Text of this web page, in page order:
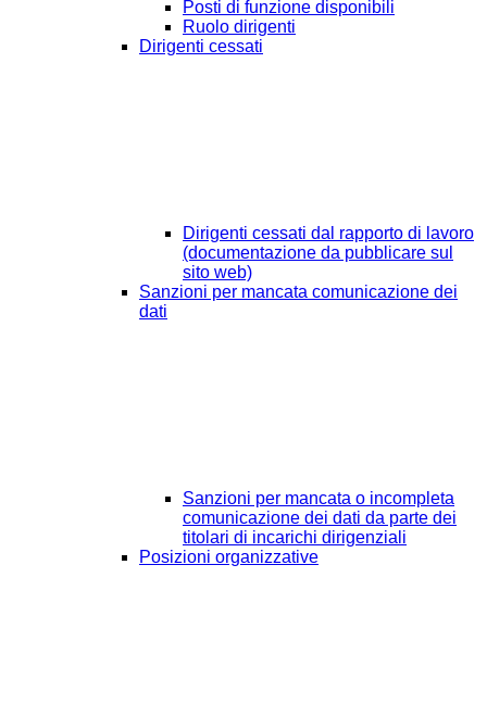
Posti di funzione disponibili
Ruolo dirigenti
Dirigenti cessati
Dirigenti cessati dal rapporto di lavoro
(documentazione da pubblicare sul
sito web)
Sanzioni per mancata comunicazione dei
dati
Sanzioni per mancata o incompleta
comunicazione dei dati da parte dei
titolari di incarichi dirigenziali
Posizioni organizzative